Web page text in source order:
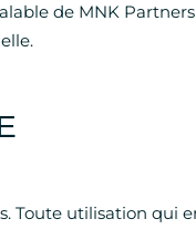
de MNK
Toute utilisation qui